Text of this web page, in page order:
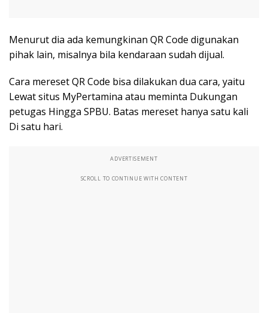
Menurut dia ada kemungkinan QR Code digunakan
pihak lain, misalnya bila kendaraan sudah dijual.
Cara mereset QR Code bisa dilakukan dua cara, yaitu
Lewat situs MyPertamina atau meminta Dukungan
petugas Hingga SPBU. Batas mereset hanya satu kali
Di satu hari.
ADVERTISEMENT
SCROLL TO CONTINUE WITH CONTENT